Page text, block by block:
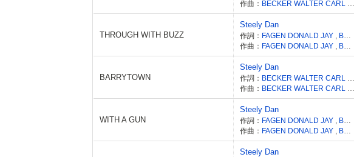
作曲：
THROUGH WITH BUZZ
Steely Dan
作詞： FAGEN DONALD JAY
BECKER WALTER CARL
作曲： FAGEN DONALD JAY BECKER WALTER CARL
BARRYTOWN
Steely Dan
作詞：
作曲：
WITH A GUN
Steely Dan
作詞： FAGEN DONALD JAY
BECKER WALTER CARL
作曲： FAGEN DONALD JAY BECKER WALTER CARL
Steely Dan